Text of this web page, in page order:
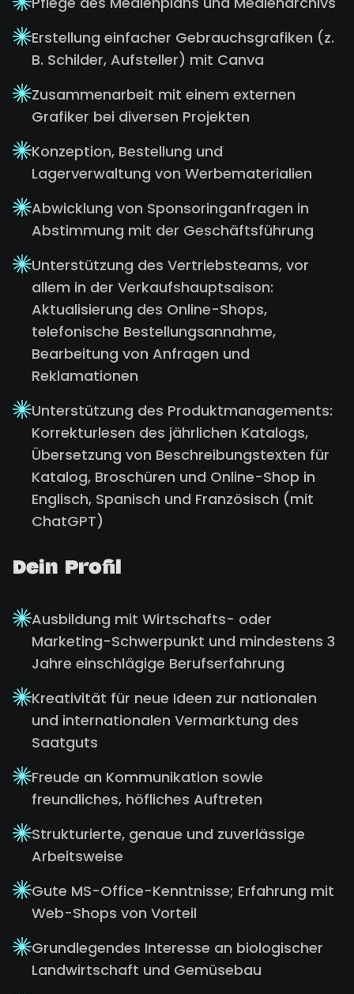
Erstellung einfacher Gebrauchsgrafiken (z.
B. Schilder, Aufsteller) mit Canva
Zusammenarbeit mit einem externen
Grafiker bei diversen Projekten
Konzeption, Bestellung und
Lagerverwaltung von Werbematerialien
Abwicklung von Sponsoringanfragen in
Abstimmung mit der Geschäftsführung
Unterstützung des Vertriebsteams, vor
allem in der Verkaufshauptsaison:
Aktualisierung des Online-Shops,
telefonische Bestellungsannahme,
Bearbeitung von Anfragen und
Reklamationen
Unterstützung des Produktmanagements:
Korrekturlesen des jährlichen Katalogs,
Übersetzung von Beschreibungstexten für
Katalog, Broschüren und Online-Shop in
Englisch, Spanisch und Französisch (mit
ChatGPT)
Dein Profil
Ausbildung mit Wirtschafts- oder
Marketing-Schwerpunkt und mindestens 3
Jahre einschlägige Berufserfahrung
Kreativität für neue Ideen zur nationalen
und internationalen Vermarktung des
Saatguts
Freude an Kommunikation sowie
freundliches, höfliches Auftreten
Strukturierte, genaue und zuverlässige
Arbeitsweise
Gute MS-Office-Kenntnisse; Erfahrung mit
Web-Shops von Vorteil
Grundlegendes Interesse an biologischer
Landwirtschaft und Gemüsebau